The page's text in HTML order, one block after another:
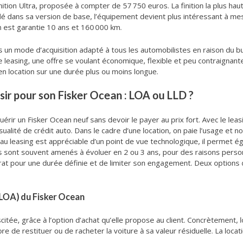
Ultra, proposée à compter de 57 750 euros. La finition la plus
dans sa version de base, l’équipement devient plus intéressant à
garantie 10 ans et 160 000 km.
un mode d’acquisition adapté à tous les automobilistes en raison du
une offre se voulant économique, flexible et peu
location sur une durée plus ou moins longue.
pour son Fisker Ocean : LOA ou LLD ?
un Fisker Ocean neuf sans devoir le payer au prix fort. Avec le
de crédit auto. Dans le cadre d’une location, on paie l’usage et
leasing est appréciable d’un point de vue technologique, il permet
sont souvent amenés à évoluer en 2 ou 3 ans, pour des raisons
pour une durée définie et de limiter son engagement. Deux options
du Fisker Ocean
grâce à l’option d’achat qu’elle propose au client.
de restituer ou de racheter la voiture à sa valeur résiduelle. La